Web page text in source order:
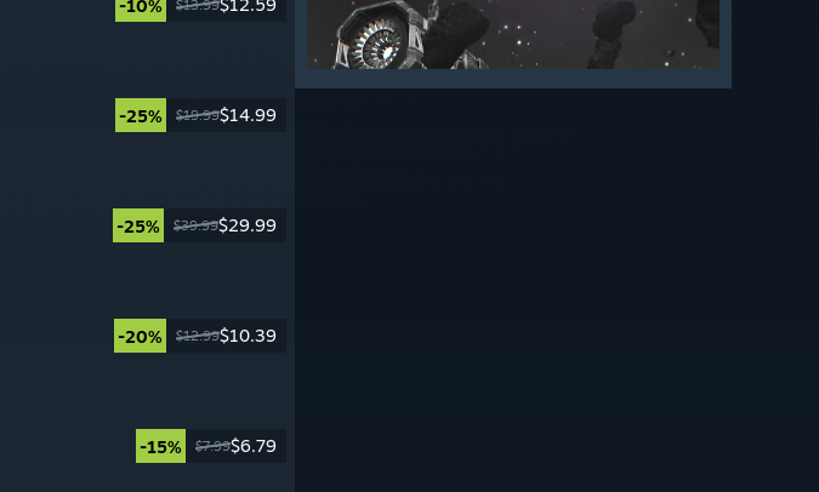
-10% $13.99$12.59
-25% $19.99$14.99
-25% $39.99$29.99
-20% $12.99$10.39
-15% $7.99$6.79